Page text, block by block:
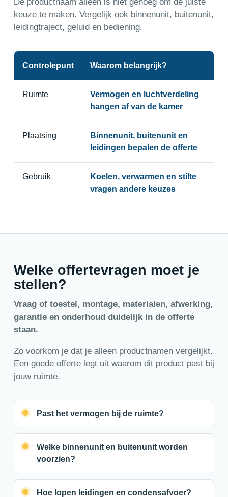
keuze te maken. Vergelijk ook binnenunit, buitenunit,
leidingtraject, geluid en bediening.
Controlepunt Waarom belangrijk?
Ruimte
Vermogen en luchtverdeling
hangen af van de kamer
Plaatsing
Binnenunit, buitenunit en
leidingen bepalen de offerte
Gebruik
Koelen, verwarmen en stilte
vragen andere keuzes
Welke offertevragen moet je
stellen?
Vraag of toestel, montage, materialen, afwerking,
garantie en onderhoud duidelijk in de offerte
staan.
Zo voorkom je dat je alleen productnamen vergelijkt.
Een goede offerte legt uit waarom dit product past bij
jouw ruimte.
Past het vermogen bij de ruimte?
Welke binnenunit en buitenunit worden
voorzien?
Hoe lopen leidingen en condensafvoer?